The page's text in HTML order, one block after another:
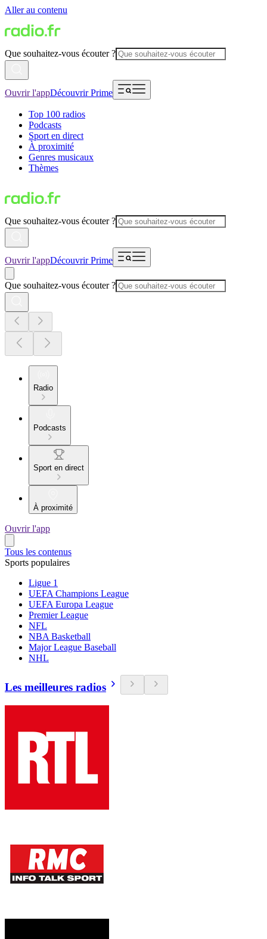
Aller au contenu
Que souhaitez-vous écouter ?
Ouvrir l'appDécouvrir Prime
Top 100 radios
Podcasts
Sport en direct
À proximité
Genres musicaux
Thèmes
Que souhaitez-vous écouter ?
Ouvrir l'appDécouvrir Prime
Que souhaitez-vous écouter ?
Radio
Podcasts
Sport en direct
À proximité
Ouvrir l'app
Tous les contenus
Sports populaires
Ligue 1
UEFA Champions League
UEFA Europa League
Premier League
NFL
NBA Basketball
Major League Baseball
NHL
Les meilleures radios